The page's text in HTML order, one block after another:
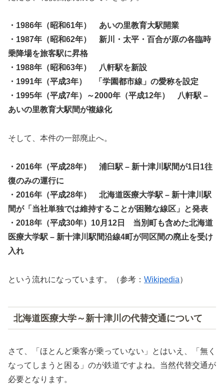
・1986年（昭和61年） あいの里教育大駅開業
・1987年（昭和62年） 新川・太平・百合が原の各臨時
乗降場を旅客駅に昇格
・1988年（昭和63年） 八軒駅を新設
・1991年（平成3年） 「学園都市線」の愛称を設定
・1995年（平成7年）～2000年（平成12年） 八軒駅 –
あいの里教育大駅間が複線化
そして、本件の一部廃止へ。
・2016年（平成28年） 浦臼駅 – 新十津川駅間が1日1往
復のみの運行に
・2016年（平成28年） 北海道医療大学駅 – 新十津川駅
間が「当社単独では維持することが困難な線区」と発表
・2018年（平成30年）10月12日 当別町も含めた北海道
医療大学駅 – 新十津川駅間沿線4町が同区間の廃止を受け
入れ
という流れになっています。（参考： Wikipedia）
北海道医療大学～新十津川の代替交通について
さて、「ほとんど乗客が乗っていない」とはいえ、「無く
なってしまうと困る」のが鉄道ですよね。当然代替交通が
必要となります。